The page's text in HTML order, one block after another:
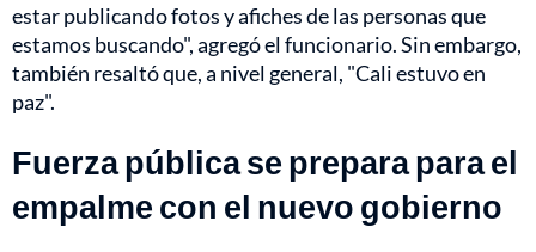
estar publicando fotos y afiches de las personas que
estamos buscando", agregó el funcionario. Sin embargo,
también resaltó que, a nivel general, "Cali estuvo en
paz".
Fuerza pública se prepara para el
empalme con el nuevo gobierno